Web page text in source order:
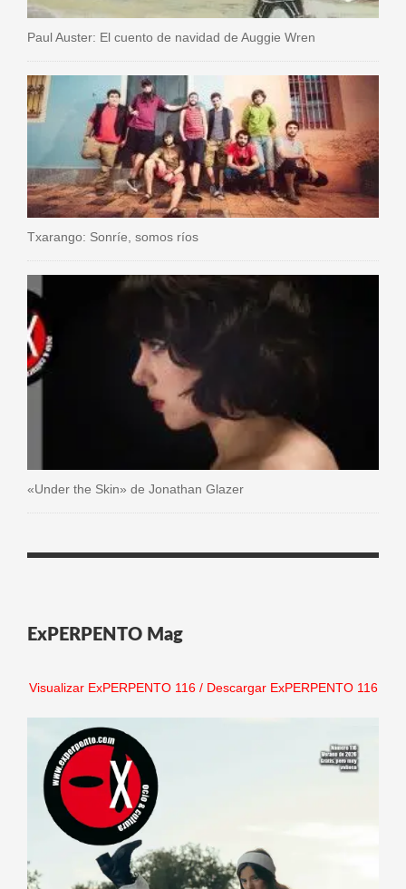
Paul Auster: El cuento de navidad de Auggie Wren
Txarango: Sonríe, somos ríos
«Under the Skin» de Jonathan Glazer
ExPERPENTO Mag
Visualizar ExPERPENTO 116/ Descargar ExPERPENTO 116